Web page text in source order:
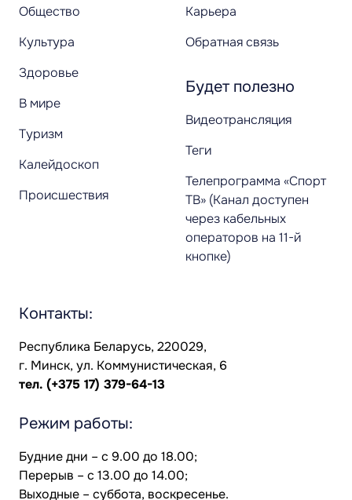
Общество
Культура
Здоровье
В мире
Туризм
Калейдоскоп
Происшествия
Карьера
Обратная связь
Будет полезно
Видеотрансляция
Теги
Телепрограмма «Спорт
ТВ» (Канал доступен
через кабельных
операторов на 11-й
кнопке)
Контакты:
Республика Беларусь, 220029,
г. Минск, ул. Коммунистическая, 6
тел. (+375 17) 379-64-13
Режим работы:
Будние дни – с 9.00 до 18.00;
Перерыв – с 13.00 до 14.00;
Выходные – суббота, воскресенье.